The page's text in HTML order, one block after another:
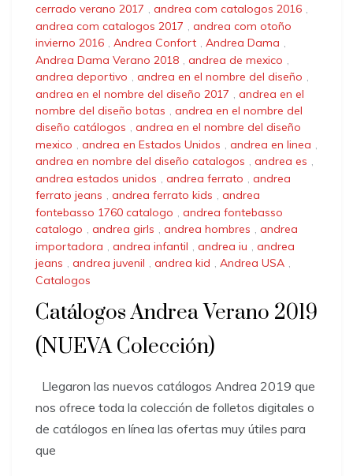
cerrado verano 2017 , andrea com catalogos 2016 ,
andrea com catalogos 2017
andrea com otoño
invierno 2016 , Andrea Confort , Andrea Dama ,
Andrea Dama Verano 2018
andrea de mexico
andrea deportivo , andrea en el nombre del diseño ,
andrea en el nombre del diseño 2017
andrea en el
nombre del diseño botas , andrea en el nombre del
diseño catálogos , andrea en el nombre del diseño
mexico , andrea en Estados Unidos , andrea en linea ,
andrea en nombre del diseño catalogos , andrea es ,
andrea estados unidos , andrea ferrato , andrea
ferrato jeans , andrea ferrato kids , andrea
fontebasso 1760 catalogo , andrea fontebasso
catalogo , andrea girls , andrea hombres , andrea
importadora , andrea infantil , andrea iu , andrea
jeans , andrea juvenil , andrea kid , Andrea USA ,
Catalogos
Catálogos Andrea Verano 2019
(NUEVA Colección)
Llegaron las nuevos catálogos Andrea 2019 que
nos ofrece toda la colección de folletos digitales o
de catálogos en línea las ofertas muy útiles para
que